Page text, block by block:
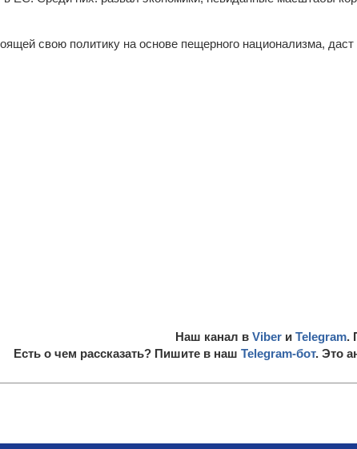
свою политику на основе пещерного национализма, даст
Наш канал в Viber и Telegram.
Есть о чем рассказать? Пишите в наш Telegram-бот. Это